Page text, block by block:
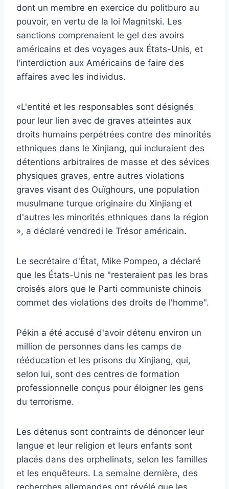
dont un membre en exercice du politburo au
pouvoir, en vertu de la loi Magnitski. Les
sanctions comprenaient le gel des avoirs
américains et des voyages aux États-Unis, et
l'interdiction aux Américains de faire des
affaires avec les individus.
«L'entité et les responsables sont désignés
pour leur lien avec de graves atteintes aux
droits humains perpétrées contre des minorités
ethniques dans le Xinjiang, qui incluraient des
détentions arbitraires de masse et des sévices
physiques graves, entre autres violations
graves visant des Ouïghours, une population
musulmane turque originaire du Xinjiang et
d'autres les minorités ethniques dans la région
», a déclaré vendredi le Trésor américain.
Le secrétaire d'État, Mike Pompeo, a déclaré
que les États-Unis ne "resteraient pas les bras
croisés alors que le Parti communiste chinois
commet des violations des droits de l'homme".
Pékin a été accusé d'avoir détenu environ un
million de personnes dans les camps de
rééducation et les prisons du Xinjiang, qui,
selon lui, sont des centres de formation
professionnelle conçus pour éloigner les gens
du terrorisme.
Les détenus sont contraints de dénoncer leur
langue et leur religion et leurs enfants sont
placés dans des orphelinats, selon les familles
et les enquêteurs. La semaine dernière, des